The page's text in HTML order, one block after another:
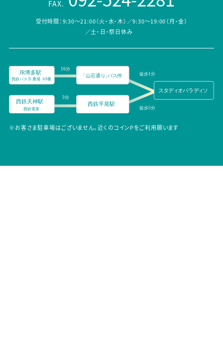
FAX.
受付時間：9:30～21:00（火・水・木）／9:30～19:00（月・金）
／土・日・祭日休み
※お客さま駐車場はございません。近くのコインPをご利用願います